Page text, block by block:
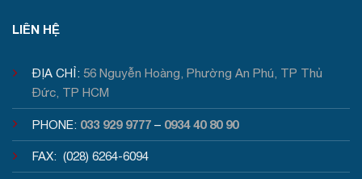
LIÊN HỆ
ĐỊA CHỈ: 56 Nguyễn Hoàng, Phường An Phú, TP Thủ
Đức, TP HCM
PHONE: 033 929 9777 – 0934 40 80 90
FAX: (028) 6264-6094